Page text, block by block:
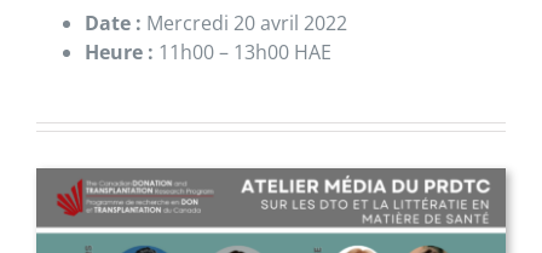
Date : Mercredi 20 avril 2022
Heure : 11h00 – 13h00 HAE